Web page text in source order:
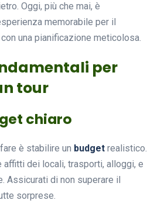
Oggi, più che mai, è
memorabile per il
una pianificazione meticolosa.
per
tour
chiaro
è stabilire un budget realistico.
dei locali, trasporti, alloggi, e
Assicurati di non superare il
sorprese.